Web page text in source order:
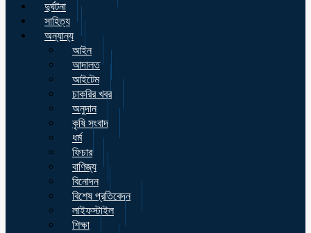
দুর্ঘটনা
সাহিত্য
অন্যান্য
আইন
আদালত
আইটেম
চাকরির খবর
অনুদান
কৃষি সংবাদ
ধর্ম
ফিচার
বাণিজ্য
বিনোদন
বিশেষ প্রতিবেদন
লাইফস্টাইল
শিক্ষা